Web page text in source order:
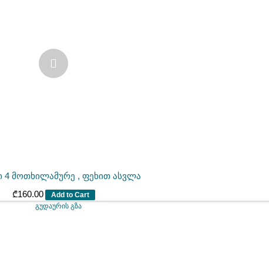
4 მოთხილამურე , ფეხით ასვლა
₾160.00 Add to Cart